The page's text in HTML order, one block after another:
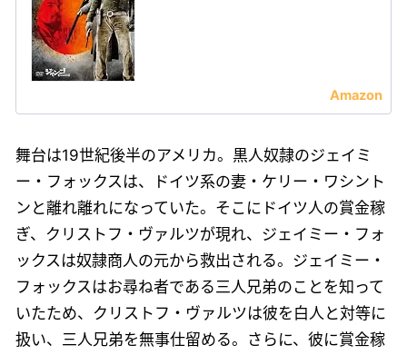
舞台は19世紀後半のアメリカ。黒人奴隷のジェイミ
ー・フォックスは、ドイツ系の妻・ケリー・ワシント
ンと離れ離れになっていた。そこにドイツ人の賞金稼
ぎ、クリストフ・ヴァルツが現れ、ジェイミー・フォ
ックスは奴隷商人の元から救出される。ジェイミー・
フォックスはお尋ね者である三人兄弟のことを知って
いたため、クリストフ・ヴァルツは彼を白人と対等に
扱い、三人兄弟を無事仕留める。さらに、彼に賞金稼